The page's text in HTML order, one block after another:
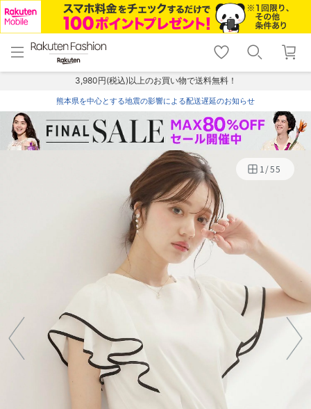
menu home
トップ
shopping_cart lock_outline
ログイン
3,980円(税込)以上のお買い物で送料無料！
熊本県を中心とする地震の影響による配送遅延のお知らせ
1/55